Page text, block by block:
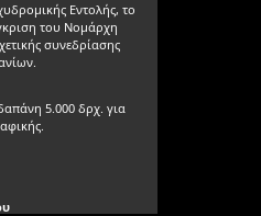
Εντολής, το
του Νομάρχη
συνεδρίασης
5.000 δρχ. για